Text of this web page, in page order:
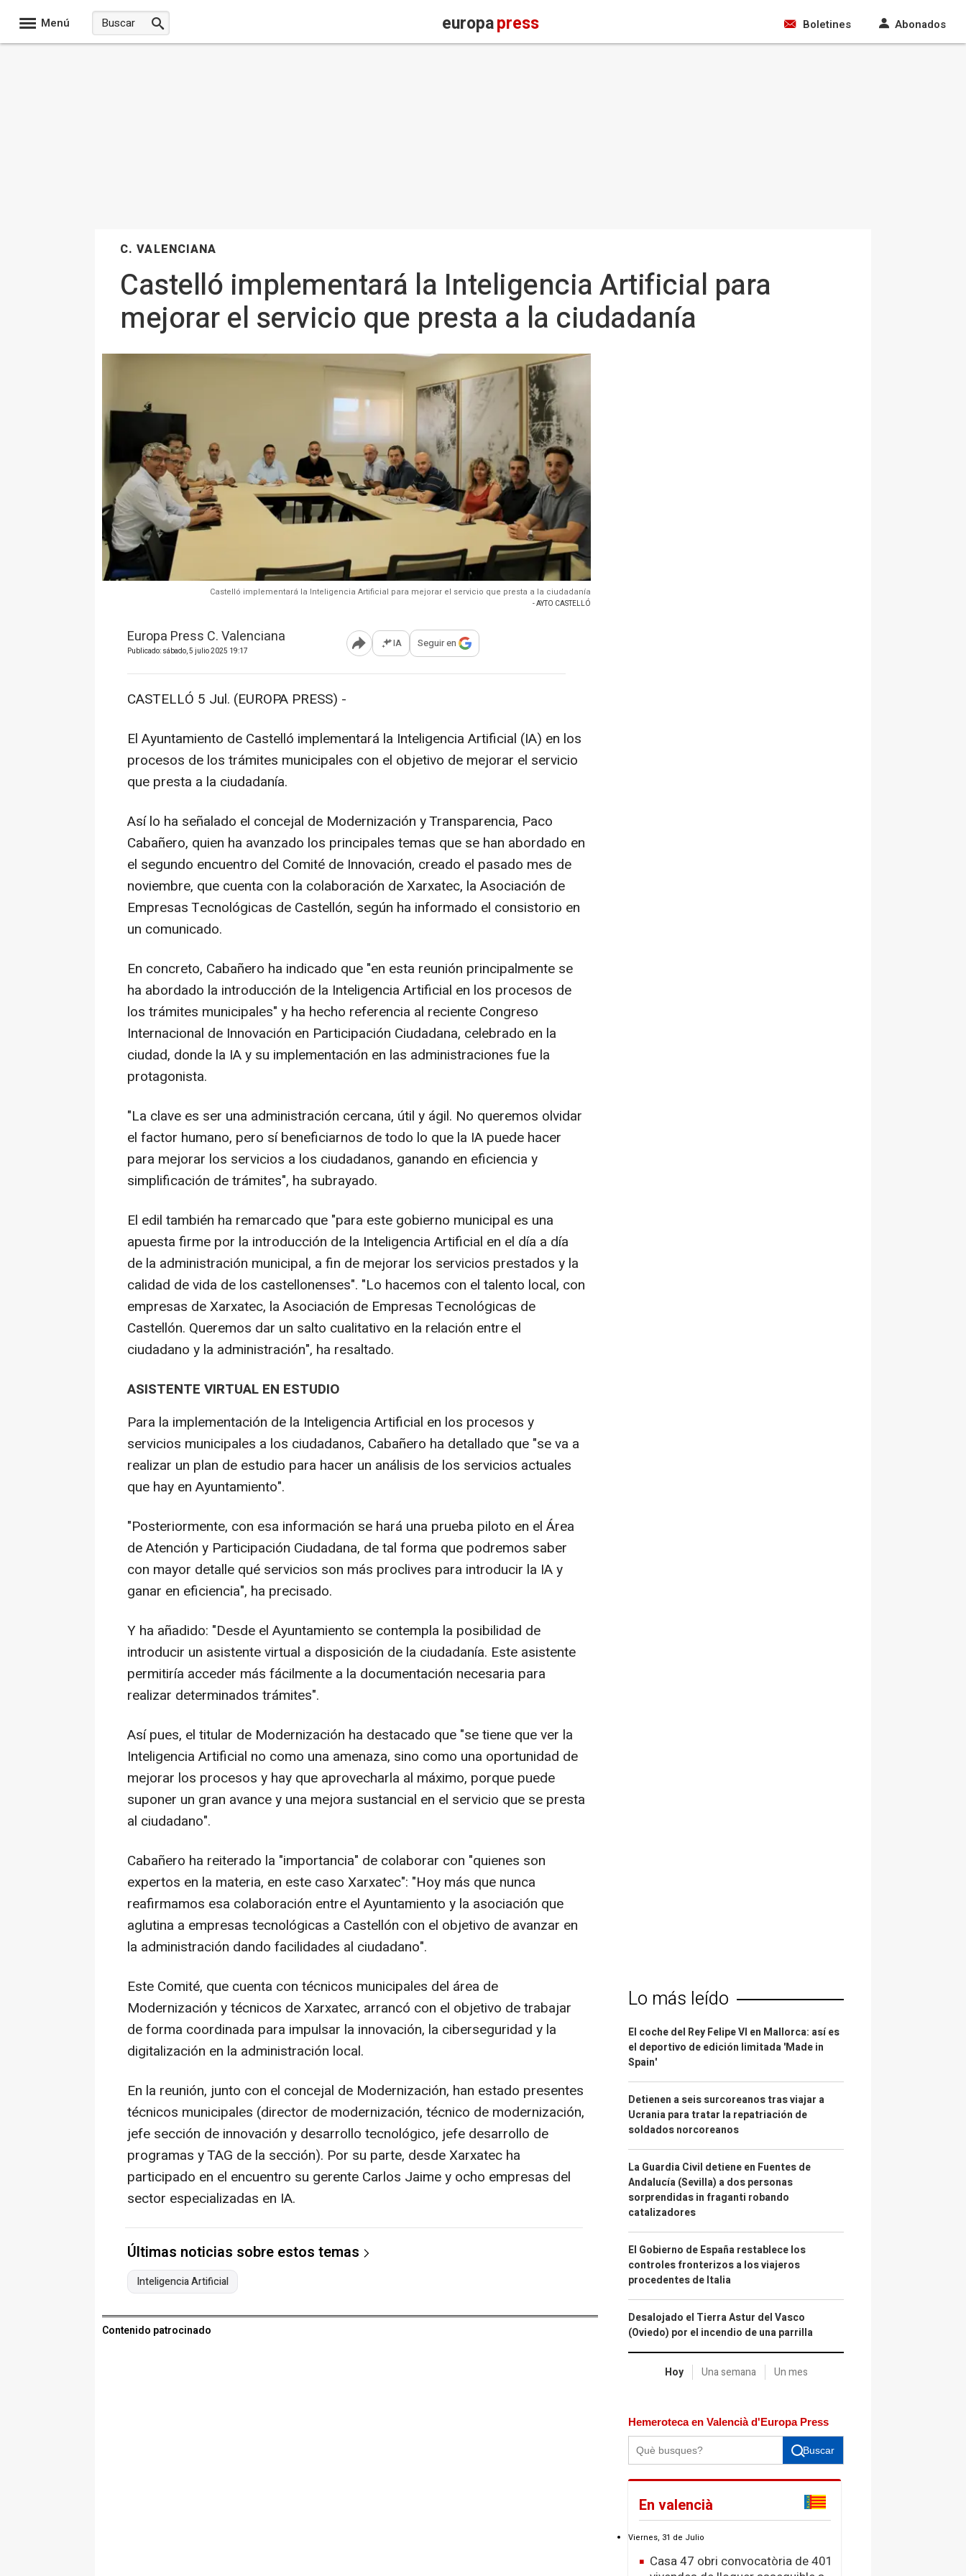
Menú europapress Boletines Abonados
C. VALENCIANA
Castelló implementará la Inteligencia Artificial para
mejorar el servicio que presta a la ciudadanía
Castelló implementará la Inteligencia Artificial para mejorar el servicio que presta a la ciudadanía
- AYTO CASTELLÓ
Europa Press C. Valenciana
Publicado: sábado, 5 julio 2025 19:17 Abrir opciones para compartir
IA Seguir en
CASTELLÓ 5 Jul. (EUROPA PRESS) -
El Ayuntamiento de Castelló implementará la Inteligencia Artificial (IA) en los
procesos de los trámites municipales con el objetivo de mejorar el servicio
que presta a la ciudadanía.
Así lo ha señalado el concejal de Modernización y Transparencia, Paco
Cabañero, quien ha avanzado los principales temas que se han abordado en
el segundo encuentro del Comité de Innovación, creado el pasado mes de
noviembre, que cuenta con la colaboración de Xarxatec, la Asociación de
Empresas Tecnológicas de Castellón, según ha informado el consistorio en
un comunicado.
En concreto, Cabañero ha indicado que "en esta reunión principalmente se
ha abordado la introducción de la Inteligencia Artificial en los procesos de
los trámites municipales" y ha hecho referencia al reciente Congreso
Internacional de Innovación en Participación Ciudadana, celebrado en la
ciudad, donde la IA y su implementación en las administraciones fue la
protagonista.
"La clave es ser una administración cercana, útil y ágil. No queremos olvidar
el factor humano, pero sí beneficiarnos de todo lo que la IA puede hacer
para mejorar los servicios a los ciudadanos, ganando en eficiencia y
simplificación de trámites", ha subrayado.
El edil también ha remarcado que "para este gobierno municipal es una
apuesta firme por la introducción de la Inteligencia Artificial en el día a día
de la administración municipal, a fin de mejorar los servicios prestados y la
calidad de vida de los castellonenses". "Lo hacemos con el talento local, con
empresas de Xarxatec, la Asociación de Empresas Tecnológicas de
Castellón. Queremos dar un salto cualitativo en la relación entre el
ciudadano y la administración", ha resaltado.
ASISTENTE VIRTUAL EN ESTUDIO
Para la implementación de la Inteligencia Artificial en los procesos y
servicios municipales a los ciudadanos, Cabañero ha detallado que "se va a
realizar un plan de estudio para hacer un análisis de los servicios actuales
que hay en Ayuntamiento".
"Posteriormente, con esa información se hará una prueba piloto en el Área
de Atención y Participación Ciudadana, de tal forma que podremos saber
con mayor detalle qué servicios son más proclives para introducir la IA y
ganar en eficiencia", ha precisado.
Y ha añadido: "Desde el Ayuntamiento se contempla la posibilidad de
introducir un asistente virtual a disposición de la ciudadanía. Este asistente
permitiría acceder más fácilmente a la documentación necesaria para
realizar determinados trámites".
Así pues, el titular de Modernización ha destacado que "se tiene que ver la
Inteligencia Artificial no como una amenaza, sino como una oportunidad de
mejorar los procesos y hay que aprovecharla al máximo, porque puede
suponer un gran avance y una mejora sustancial en el servicio que se presta
al ciudadano".
Cabañero ha reiterado la "importancia" de colaborar con "quienes son
expertos en la materia, en este caso Xarxatec": "Hoy más que nunca
reafirmamos esa colaboración entre el Ayuntamiento y la asociación que
aglutina a empresas tecnológicas a Castellón con el objetivo de avanzar en
la administración dando facilidades al ciudadano".
Este Comité, que cuenta con técnicos municipales del área de
Modernización y técnicos de Xarxatec, arrancó con el objetivo de trabajar
de forma coordinada para impulsar la innovación, la ciberseguridad y la
digitalización en la administración local.
En la reunión, junto con el concejal de Modernización, han estado presentes
técnicos municipales (director de modernización, técnico de modernización,
jefe sección de innovación y desarrollo tecnológico, jefe desarrollo de
programas y TAG de la sección). Por su parte, desde Xarxatec ha
participado en el encuentro su gerente Carlos Jaime y ocho empresas del
sector especializadas en IA.
Últimas noticias sobre estos temas
Inteligencia Artificial
Contenido patrocinado
Lo más leído
El coche del Rey Felipe VI en Mallorca: así es
el deportivo de edición limitada 'Made in
Spain'
Detienen a seis surcoreanos tras viajar a
Ucrania para tratar la repatriación de
soldados norcoreanos
La Guardia Civil detiene en Fuentes de
Andalucía (Sevilla) a dos personas
sorprendidas in fraganti robando
catalizadores
El Gobierno de España restablece los
controles fronterizos a los viajeros
procedentes de Italia
Desalojado el Tierra Astur del Vasco
(Oviedo) por el incendio de una parrilla
Hoy Una semana Un mes
Hemeroteca en Valencià d'Europa Press
Buscar
En valencià
Viernes, 31 de Julio
Casa 47 obri convocatòria de 401